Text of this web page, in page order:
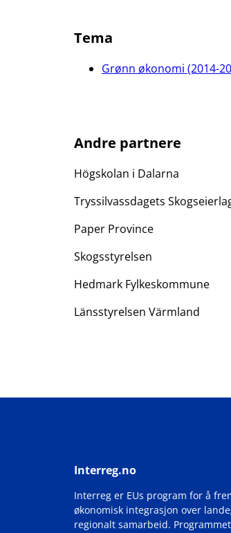
Tema
Grønn økonomi (2014-
Andre partnere
Högskolan i Dalarna
Tryssilvassdagets
Paper Province
Skogsstyrelsen
Hedmark Fylkeskommune
Länsstyrelsen Värmland
Interreg.no
Interreg er EUs program for å
økonomisk integrasjon over
regionalt samarbeid.